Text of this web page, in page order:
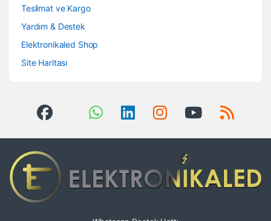
Teslimat ve Kargo
Yardım & Destek
Elektronikaled Shop
Site Haritası